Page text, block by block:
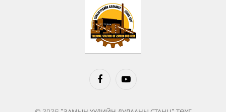
FacebookYouTube